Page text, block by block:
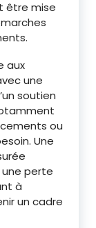
être mise
aux
une
soutien
ou
Une
perte
à
un cadre